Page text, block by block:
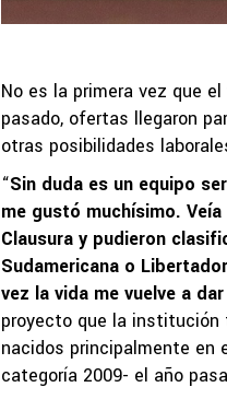
No es la primera vez que
pasado, ofertas llegaron
otras posibilidades
“Sin duda es un equipo
me gustó muchísimo.
Clausura y pudieron
Sudamericana o
vez la vida me vuelve a
proyecto que la institución
nacidos principalmente en
categoría 2009- el año